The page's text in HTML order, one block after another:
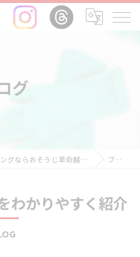
グ
埼玉県越谷市のハウスクリーニングならおそうじ革命越谷大袋店 ブログ
わかりやすく紹介